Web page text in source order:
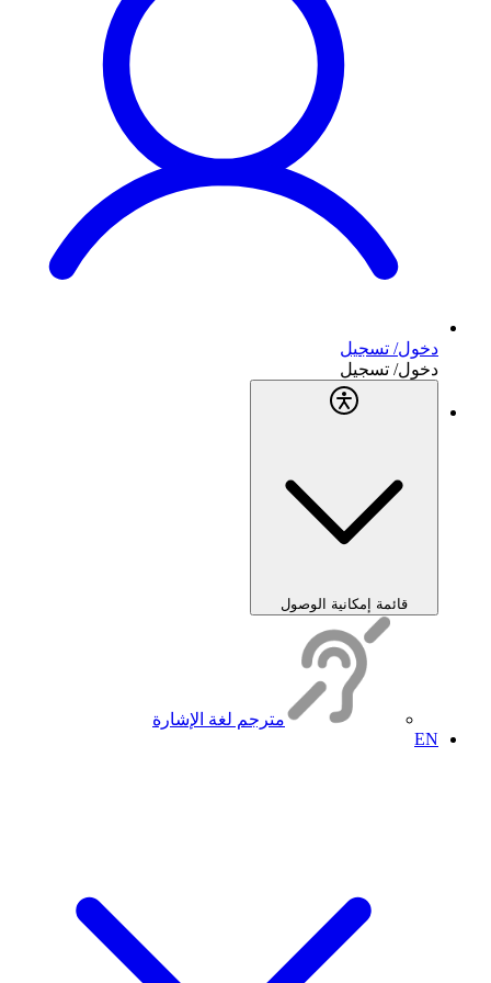
دخول/ تسجيل
دخول/ تسجيل
قائمة إمكانية الوصول
مترجم لغة الإشارة
EN